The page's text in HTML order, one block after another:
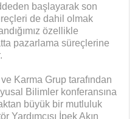
başlayarak son
de dahil olmak
özellikle
pazarlama süreçlerine
Karma Grup tarafından
Bilimler konferansına
büyük bir mutluluk
Yardımcısı İpek Akın